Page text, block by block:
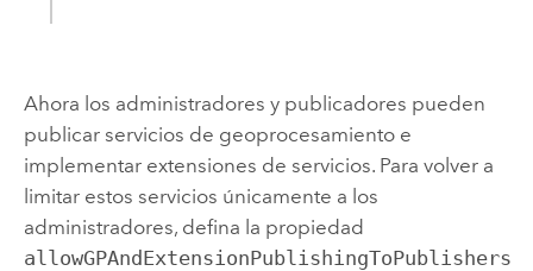
Ahora los administradores y publicadores pueden
publicar servicios de geoprocesamiento e
implementar extensiones de servicios. Para volver a
limitar estos servicios únicamente a los
administradores, defina la propiedad
allowGPAndExtensionPublishingToPublishers